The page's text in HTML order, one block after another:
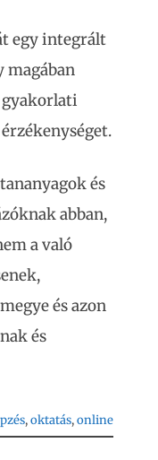
egy integrált
magában
gyakorlati
és
abban,
a való
és azon
és
, oktatás, online